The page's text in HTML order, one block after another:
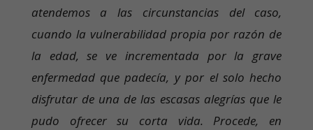
atendemos a las circunstancias del caso,
cuando la vulnerabilidad propia por razón de
la edad, se ve incrementada por la grave
enfermedad que padecía, y por el solo hecho
disfrutar de una de las escasas alegrías que le
pudo ofrecer su corta vida. Procede, en